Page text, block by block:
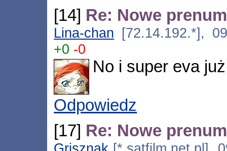
[14] Re: Nowe
Lina-chan [72.14.192.*],
+0 -0
No i super eva
Odpowiedz
[17] Re: Nowe